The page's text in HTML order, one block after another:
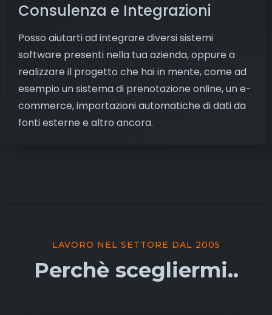
Consulenza e Integrazioni
Posso aiutarti ad integrare diversi sistemi
software presenti nella tua azienda, oppure a
realizzare il progetto che hai in mente, come ad
esempio un sistema di prenotazione online, un e-
commerce, importazioni automatiche di dati da
fonti esterne e altro ancora.
LAVORO NEL SETTORE DAL 2005
Perchè scegliermi..